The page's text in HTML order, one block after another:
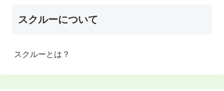
スクルーについて
スクルーとは？